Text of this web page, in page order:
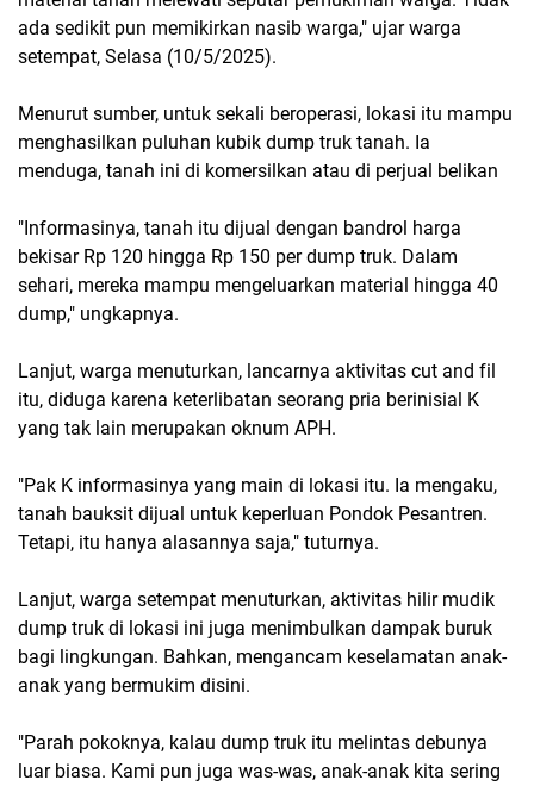
ada sedikit pun memikirkan nasib warga," ujar warga
setempat, Selasa (10/5/2025).
Menurut sumber, untuk sekali beroperasi, lokasi itu mampu
menghasilkan puluhan kubik dump truk tanah. Ia
menduga, tanah ini di komersilkan atau di perjual belikan
"Informasinya, tanah itu dijual dengan bandrol harga
bekisar Rp 120 hingga Rp 150 per dump truk. Dalam
sehari, mereka mampu mengeluarkan material hingga 40
dump," ungkapnya.
Lanjut, warga menuturkan, lancarnya aktivitas cut and fil
itu, diduga karena keterlibatan seorang pria berinisial K
yang tak lain merupakan oknum APH.
"Pak K informasinya yang main di lokasi itu. Ia mengaku,
tanah bauksit dijual untuk keperluan Pondok Pesantren.
Tetapi, itu hanya alasannya saja," tuturnya.
Lanjut, warga setempat menuturkan, aktivitas hilir mudik
dump truk di lokasi ini juga menimbulkan dampak buruk
bagi lingkungan. Bahkan, mengancam keselamatan anak-
anak yang bermukim disini.
"Parah pokoknya, kalau dump truk itu melintas debunya
luar biasa. Kami pun juga was-was, anak-anak kita sering